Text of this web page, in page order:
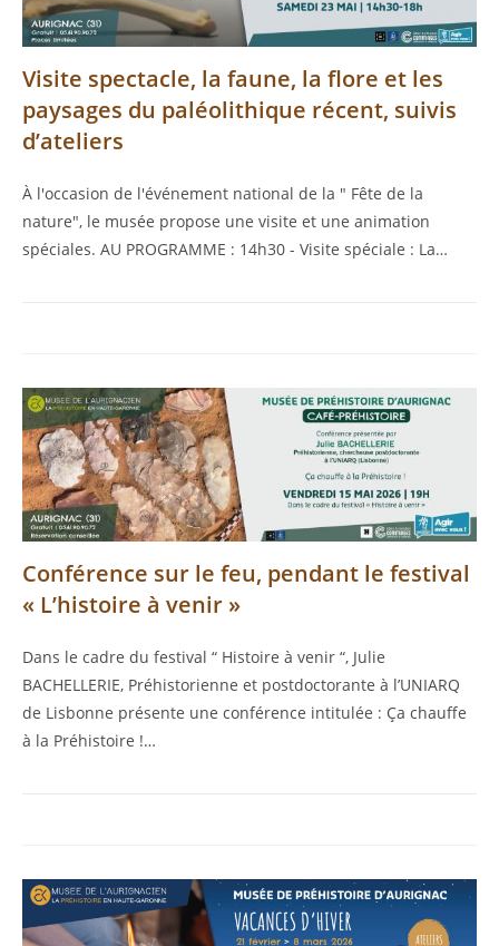
Visite spectacle, la faune, la flore et les
paysages du paléolithique récent, suivis
d’ateliers
À l'occasion de l'événement national de la " Fête de la
nature", le musée propose une visite et une animation
spéciales. AU PROGRAMME : 14h30 - Visite spéciale : La…
Conférence sur le feu, pendant le festival
« L’histoire à venir »
Dans le cadre du festival “ Histoire à venir “, Julie
BACHELLERIE, Préhistorienne et postdoctorante à l’UNIARQ
de Lisbonne présente une conférence intitulée : Ça chauffe
à la Préhistoire !…